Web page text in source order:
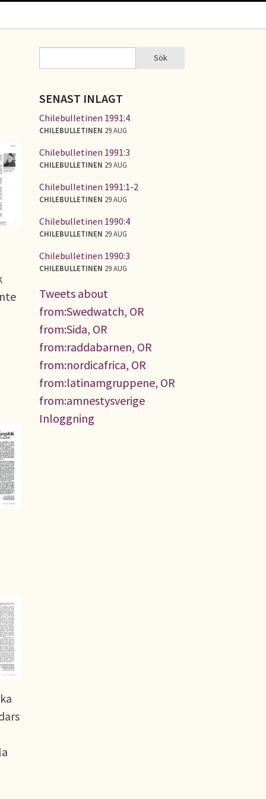
SÖKFORMULÄR Sök
SENAST INLAGT
Chilebulletinen 1991:4
CHILEBULLETINEN 29 AUG
Chilebulletinen 1991:3
CHILEBULLETINEN 29 AUG
Chilebulletinen 1991:1-2
CHILEBULLETINEN 29 AUG
Chilebulletinen 1990:4
CHILEBULLETINEN 29 AUG
Chilebulletinen 1990:3
CHILEBULLETINEN 29 AUG
Tweets about
from:Swedwatch, OR
from:Sida, OR
from:raddabarnen, OR
from:nordicafrica, OR
from:latinamgruppene, OR
from:amnestysverige
Inloggning